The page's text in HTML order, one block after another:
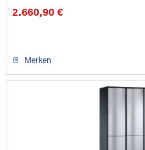
2.660,90 €
Merken